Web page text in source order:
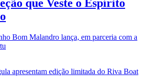
que Veste o Espírito
Bom Malandro lança, em parceria com a